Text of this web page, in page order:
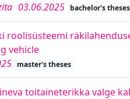
03.06.2025 bachelor's theses
roolisüsteemi
vehicle
master's theses
toitaineterikka valge